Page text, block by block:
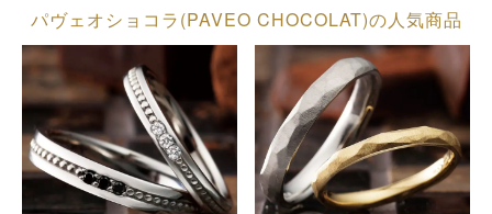
パヴェオショコラ(PAVEO CHOCOLAT)の人気商品